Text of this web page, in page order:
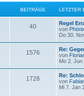
BEITRÄGE LETZTER
40
Regel
von
Do 30.
1576
Re:
von
Mo 2. Jun
1728
Re:
von
Mi 7. Jan